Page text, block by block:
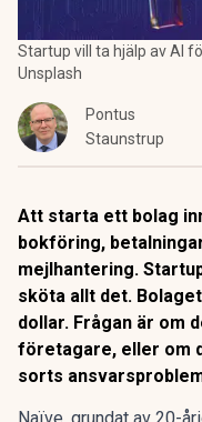
Startup vill ta hjälp av AI
Unsplash
Pontus
Staunstrup
Att starta ett bolag
bokföring,
mejlhantering.
sköta allt det.
dollar. Frågan är om
företagare, eller om
sorts